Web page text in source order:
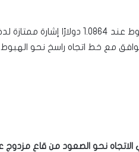
يمكن أن يكون الانعكاس في الاتجاه نحو
مع خط اتجاه راسخ نحو الهبوط.
نحو الصعود من قاع مزدوج عند 1.0725